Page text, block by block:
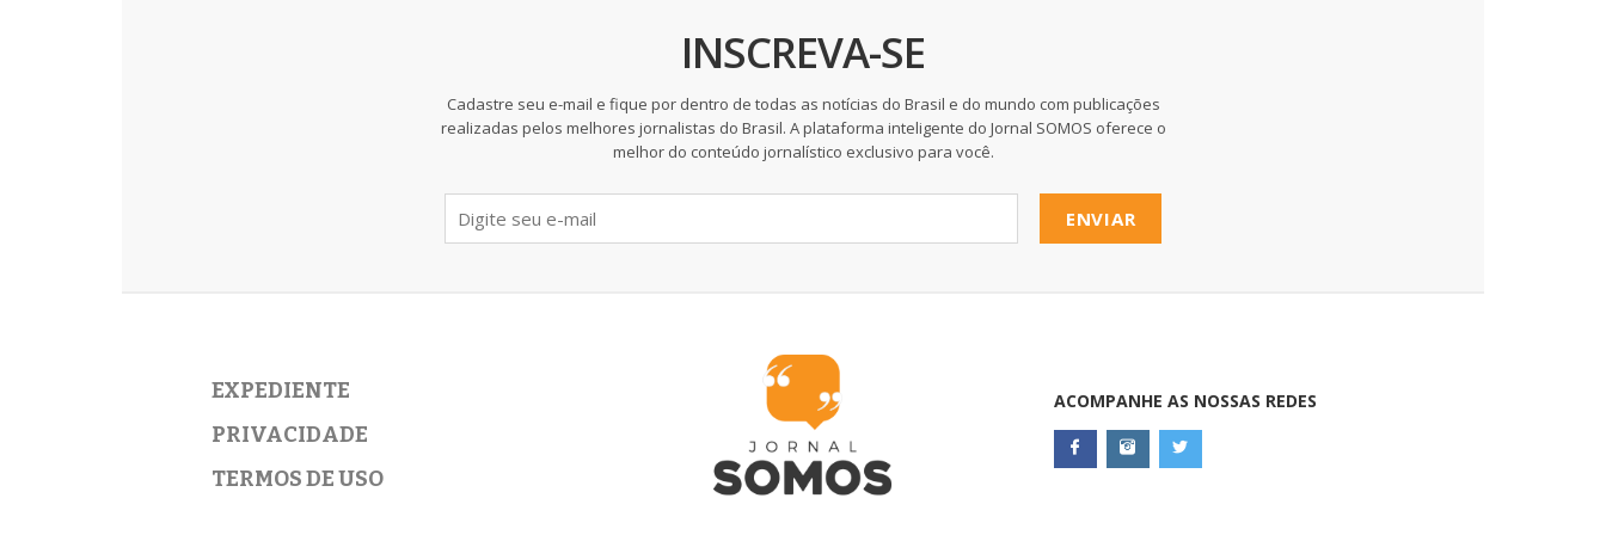
INSCREVA-SE
Cadastre seu e-mail e fique por dentro de todas as notícias do Brasil e do mundo com publicações
realizadas pelos melhores jornalistas do Brasil. A plataforma inteligente do Jornal SOMOS oferece o
melhor do conteúdo jornalístico exclusivo para você.
ENVIAR
EXPEDIENTE
PRIVACIDADE
TERMOS DE USO
ACOMPANHE AS NOSSAS REDES